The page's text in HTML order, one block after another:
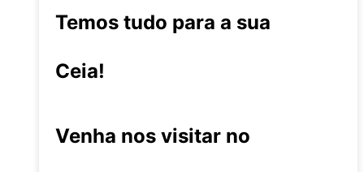
Temos tudo para a sua
Ceia!
Venha nos visitar no